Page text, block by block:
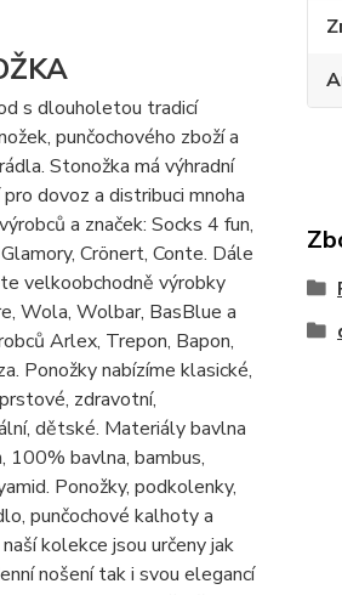
s dlouholetou tradicí
punčochového zboží a
Stonožka má výhradní
dovoz a distribuci mnoha
a značek: Socks 4 fun,
Crönert, Conte. Dále
velkoobchodně výrobky
Wola, Wolbar, BasBlue a
Arlex, Trepon, Bapon,
Ponožky nabízíme klasické,
zdravotní,
dětské. Materiály bavlna
100% bavlna, bambus,
Ponožky, podkolenky,
punčochové kalhoty a
kolekce jsou určeny jak
nošení tak i svou elegancí